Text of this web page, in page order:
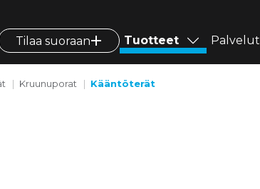
Tilaa suoraan Tuotteet Palvelut
Kruunuporat Kääntöterät